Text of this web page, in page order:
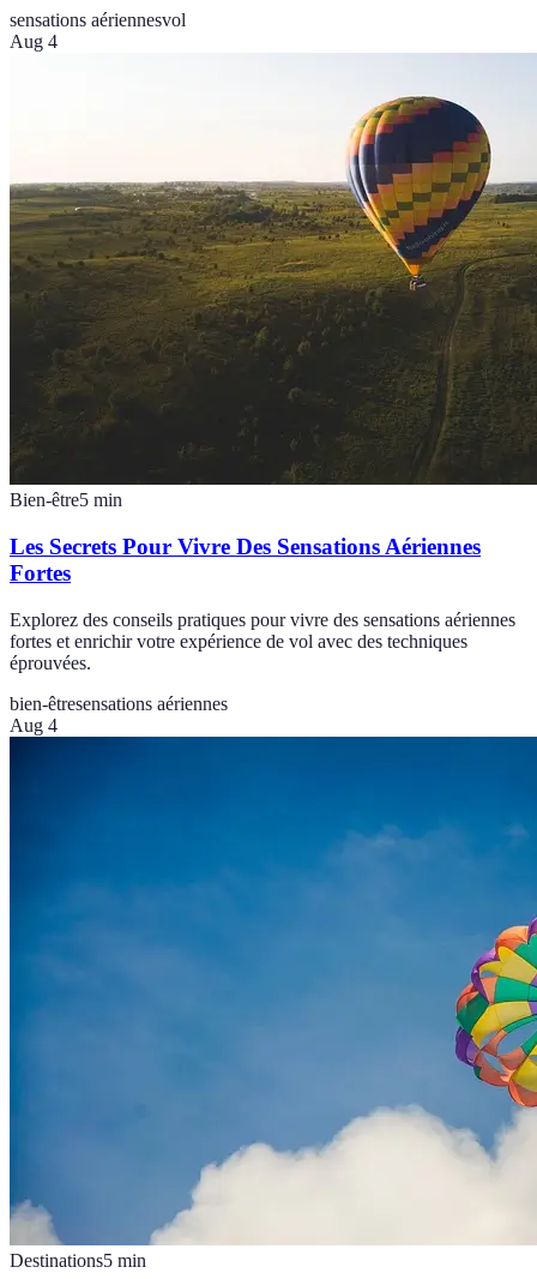
sensations aériennesvol
Aug 4
Bien-être5 min
Les Secrets Pour Vivre Des Sensations Aériennes
Fortes
Explorez des conseils pratiques pour vivre des sensations aériennes
fortes et enrichir votre expérience de vol avec des techniques
éprouvées.
bien-êtresensations aériennes
Aug 4
Destinations5 min